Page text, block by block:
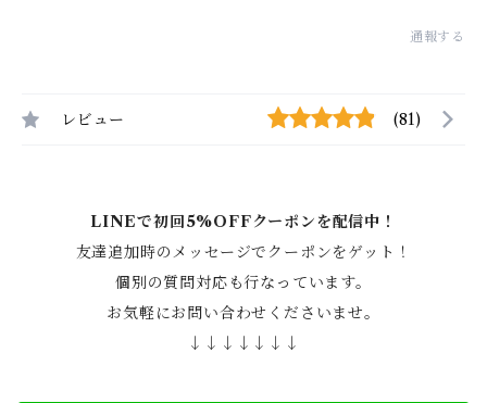
通報する
レビュー (81)
LINEで初回5%OFFクーポンを配信中！
友達追加時のメッセージでクーポンをゲット！
個別の質問対応も行なっています。
お気軽にお問い合わせくださいませ。
↓↓↓↓↓↓↓